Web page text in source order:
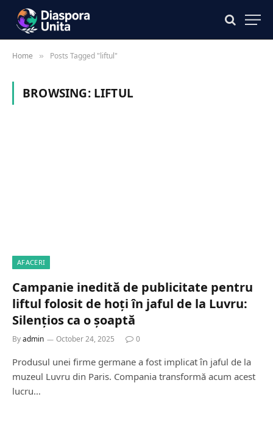
Home » Posts Tagged "liftul"
BROWSING: LIFTUL
AFACERI
Campanie inedită de publicitate pentru
liftul folosit de hoți în jaful de la Luvru:
Silențios ca o șoaptă
Byadmin October 24, 2025 0
Produsul unei firme germane a fost implicat în jaful de la
muzeul Luvru din Paris. Compania transformă acum acest
lucru…